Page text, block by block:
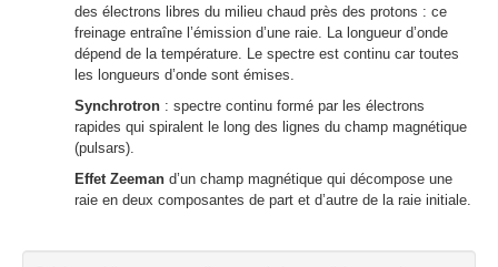
des électrons libres du milieu chaud près des protons : ce
freinage entraîne l’émission d’une raie. La longueur d’onde
dépend de la température. Le spectre est continu car toutes
les longueurs d’onde sont émises.
Synchrotron : spectre continu formé par les électrons
rapides qui spiralent le long des lignes du champ magnétique
(pulsars).
Effet Zeeman d’un champ magnétique qui décompose une
raie en deux composantes de part et d’autre de la raie initiale.